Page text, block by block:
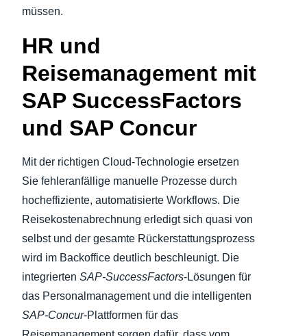
müssen.
HR und
Reisemanagement mit
SAP SuccessFactors
und SAP Concur
Mit der richtigen Cloud-Technologie ersetzen
Sie fehleranfällige manuelle Prozesse durch
hocheffiziente, automatisierte Workflows. Die
Reisekostenabrechnung erledigt sich quasi von
selbst und der gesamte Rückerstattungsprozess
wird im Backoffice deutlich beschleunigt. Die
integrierten SAP-SuccessFactors-Lösungen für
das Personalmanagement und die intelligenten
SAP-Concur-Plattformen für das